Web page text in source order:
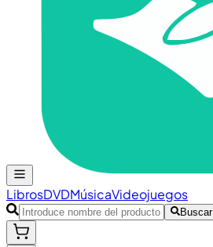
LibrosDVDMúsicaVideojuegos
Buscar